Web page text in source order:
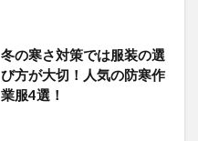
冬の寒さ対策では服装の選
び方が大切！人気の防寒作
業服4選！